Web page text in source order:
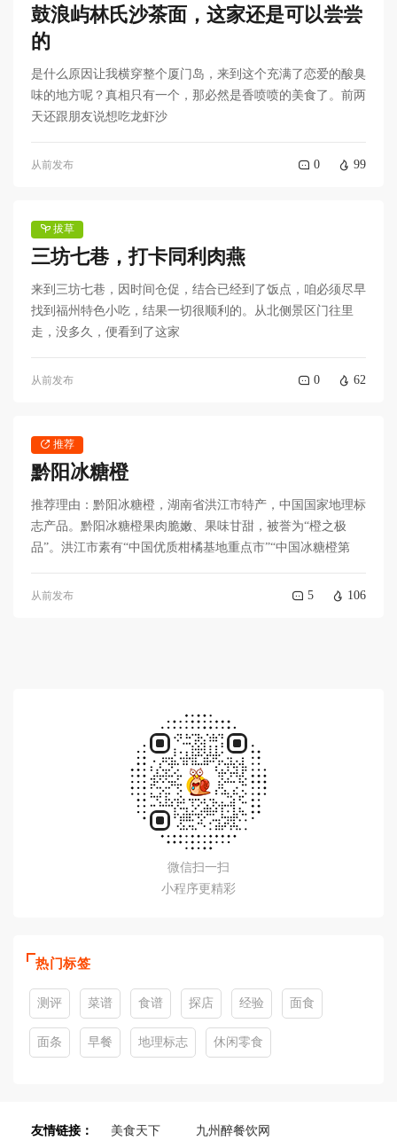
鼓浪屿林氏沙茶面，这家还是可以尝尝
的
是什么原因让我横穿整个厦门岛，来到这个充满了恋爱的酸臭
味的地方呢？真相只有一个，那必然是香喷喷的美食了。前两
天还跟朋友说想吃龙虾沙
从前发布 0 99
拔草
三坊七巷，打卡同利肉燕
来到三坊七巷，因时间仓促，结合已经到了饭点，咱必须尽早
找到福州特色小吃，结果一切很顺利的。从北侧景区门往里
走，没多久，便看到了这家
从前发布 0 62
推荐
黔阳冰糖橙
推荐理由：黔阳冰糖橙，湖南省洪江市特产，中国国家地理标
志产品。黔阳冰糖橙果肉脆嫩、果味甘甜，被誉为“橙之极
品”。洪江市素有“中国优质柑橘基地重点市”“中国冰糖橙第
从前发布 5 106
微信扫一扫
小程序更精彩
热门标签
测评 菜谱 食谱 探店 经验 面食
面条 早餐 地理标志 休闲零食
友情链接： 美食天下 九州醉餐饮网